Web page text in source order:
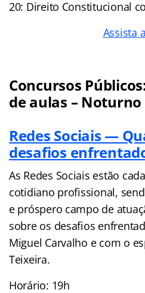
20: Direito Constitucional
Assista
Concursos
de aulas – Noturno
Redes Sociais —
desafios
As Redes Sociais estão
cotidiano profissional,
e próspero campo de
sobre os desafios
Miguel Carvalho e com o
Teixeira.
Horário: 19h